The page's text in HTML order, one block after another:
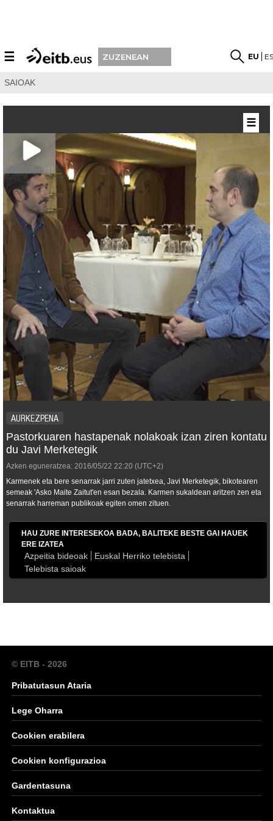
☰ ZUZENEAN EU
SAIOAK
AURKEZPENA
Pastorkuaren hastapenak nolakoak izan ziren kontatu
du Javi Merketegik
Azken eguneratzea: 2016/05/22 22:20 (UTC+2)
Karmenek eta bere senarrak jarri zuten jatetxea, Javi Merketegik, bikotearen
semeak 'Asko Maite Zaitut'en esan bezala. Karmen sukaldean aritzen zen eta
senarrak harreman publikoak egiten omen zituen.
HAU ZURE INTERESEKOA BADA, BALITEKE BESTE GAI HAUEK
ERE IZATEA
Azpeitia bideoak
Euskal Herriko telebista
Telebista saioak
☰
© EITB - 2026
Pribatutasun Ataria
Lege Oharra
Cookien erabilera
Cookien konfigurazioa
Gardentasuna
Kontaktua